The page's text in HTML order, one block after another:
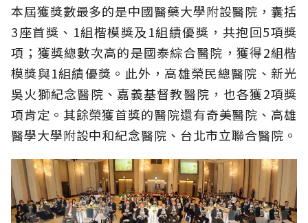
本屆獲獎數最多的是中國醫藥大學附設醫院，囊括
3座首獎、1組楷模獎及1組績優獎，共抱回5項獎
項；獲獎總數次高的是國泰綜合醫院，獲得2組楷
模獎與1組績優獎。此外，高雄榮民總醫院、新光
吳火獅紀念醫院、嘉義基督教醫院，也各獲2項獎
項肯定。其餘榮獲首獎的醫院還有奇美醫院、高雄
醫學大學附設中和紀念醫院、台北市立聯合醫院。